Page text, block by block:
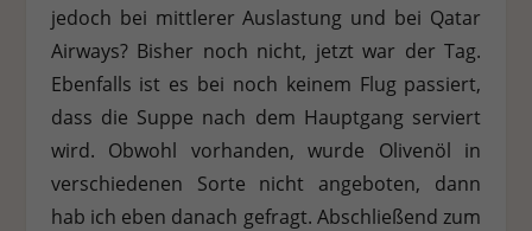
jedoch bei mittlerer Auslastung und bei Qatar
Airways? Bisher noch nicht, jetzt war der Tag.
Ebenfalls ist es bei noch keinem Flug passiert,
dass die Suppe nach dem Hauptgang serviert
wird. Obwohl vorhanden, wurde Olivenöl in
verschiedenen Sorte nicht angeboten, dann
hab ich eben danach gefragt. Abschließend zum